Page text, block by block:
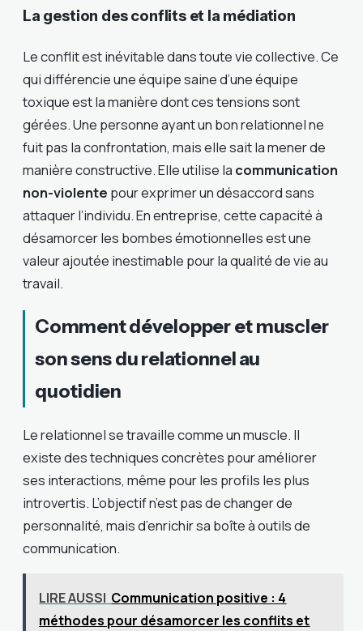
La gestion des conflits et la médiation
Le conflit est inévitable dans toute vie collective. Ce
qui différencie une équipe saine d’une équipe
toxique est la manière dont ces tensions sont
gérées. Une personne ayant un bon relationnel ne
fuit pas la confrontation, mais elle sait la mener de
manière constructive. Elle utilise la communication
non-violente pour exprimer un désaccord sans
attaquer l’individu. En entreprise, cette capacité à
désamorcer les bombes émotionnelles est une
valeur ajoutée inestimable pour la qualité de vie au
travail.
Comment développer et muscler
son sens du relationnel au
quotidien
Le relationnel se travaille comme un muscle. Il
existe des techniques concrètes pour améliorer
ses interactions, même pour les profils les plus
introvertis. L’objectif n’est pas de changer de
personnalité, mais d’enrichir sa boîte à outils de
communication.
LIRE AUSSI Communication positive : 4
méthodes pour désamorcer les conflits et